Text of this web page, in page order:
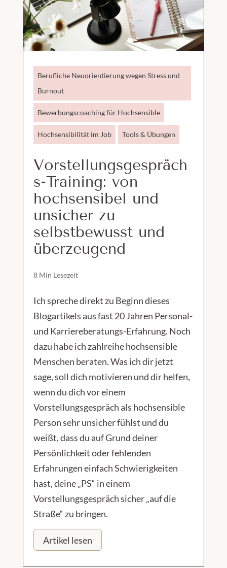
Berufliche Neuorientierung wegen Stress und
Burnout
Bewerbungscoaching für Hochsensible
Hochsensibilität im Job Tools & Übungen
Vorstellungsgespräch
s-Training: von
hochsensibel und
unsicher zu
selbstbewusst und
überzeugend
8 Min Lesezeit
Ich spreche direkt zu Beginn dieses
Blogartikels aus fast 20 Jahren Personal-
und Karriereberatungs-Erfahrung. Noch
dazu habe ich zahlreihe hochsensible
Menschen beraten. Was ich dir jetzt
sage, soll dich motivieren und dir helfen,
wenn du dich vor einem
Vorstellungsgespräch als hochsensible
Person sehr unsicher fühlst und du
weißt, dass du auf Grund deiner
Persönlichkeit oder fehlenden
Erfahrungen einfach Schwierigkeiten
hast, deine „PS“ in einem
Vorstellungsgespräch sicher „auf die
Straße“ zu bringen.
Artikel lesen